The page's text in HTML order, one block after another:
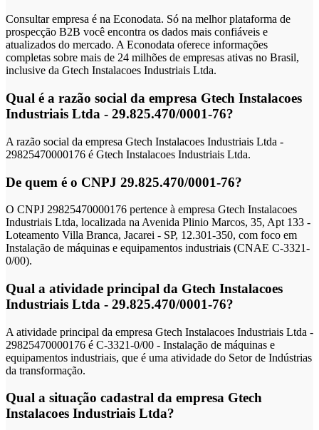
Consultar empresa é na Econodata. Só na melhor plataforma de
prospecção B2B você encontra os dados mais confiáveis e
atualizados do mercado. A Econodata oferece informações
completas sobre mais de 24 milhões de empresas ativas no Brasil,
inclusive da Gtech Instalacoes Industriais Ltda.
Qual é a razão social da empresa Gtech Instalacoes
Industriais Ltda - 29.825.470/0001-76?
A razão social da empresa Gtech Instalacoes Industriais Ltda -
29825470000176 é Gtech Instalacoes Industriais Ltda.
De quem é o CNPJ 29.825.470/0001-76?
O CNPJ 29825470000176 pertence à empresa Gtech Instalacoes
Industriais Ltda, localizada na Avenida Plinio Marcos, 35, Apt 133 -
Loteamento Villa Branca, Jacarei - SP, 12.301-350, com foco em
Instalação de máquinas e equipamentos industriais (CNAE C-3321-
0/00).
Qual a atividade principal da Gtech Instalacoes
Industriais Ltda - 29.825.470/0001-76?
A atividade principal da empresa Gtech Instalacoes Industriais Ltda -
29825470000176 é C-3321-0/00 - Instalação de máquinas e
equipamentos industriais, que é uma atividade do Setor de Indústrias
da transformação.
Qual a situação cadastral da empresa Gtech
Instalacoes Industriais Ltda?